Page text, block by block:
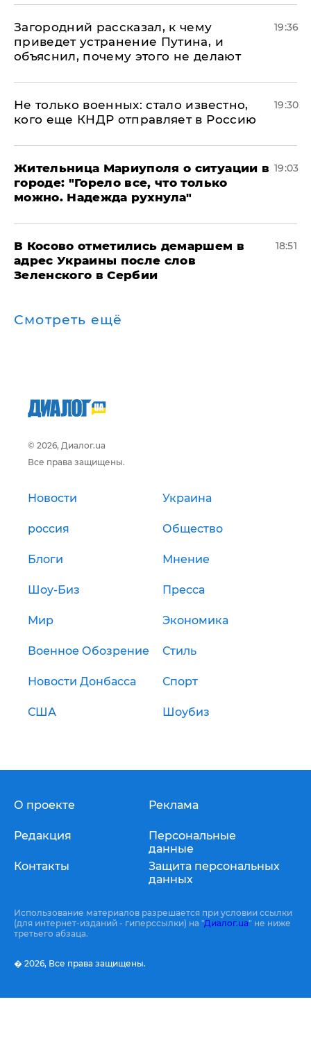
Загородний рассказал, к чему
приведет устранение Путина, и
объяснил, почему этого не делают
19:36
Не только военных: стало известно,
кого еще КНДР отправляет в Россию
19:30
Жительница Мариуполя о ситуации в
городе: "Горело все, что только
можно. Надежда рухнула"
19:03
В Косово отметились демаршем в
адрес Украины после слов
Зеленского в Сербии
18:51
Смотреть ещё
© 2026, Диалог.ua
Все права защищены.
Новости Украина
россия Общество
Блоги Мнение
Шоу-Биз Пресса
Мир Экономика
Военное Обозрение Стиль
Новости Донбасса Спорт
США Шоубиз
О проекте
Редакция
Контакты
Реклама
Персональные
данные
Защита персональных
данных
Использование материалов разрешается при условии ссылки
(для интернет-изданий - гиперссылки) на "Диалог.ua" не ниже
третьего абзаца.
� 2026, Все права защищены.